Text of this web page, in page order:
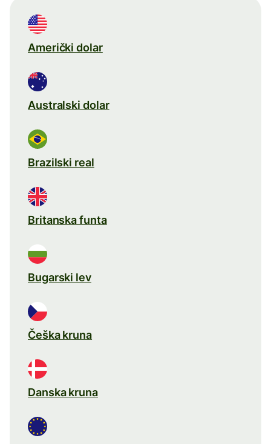
Američki dolar
Australski dolar
Brazilski real
Britanska funta
Bugarski lev
Češka kruna
Danska kruna